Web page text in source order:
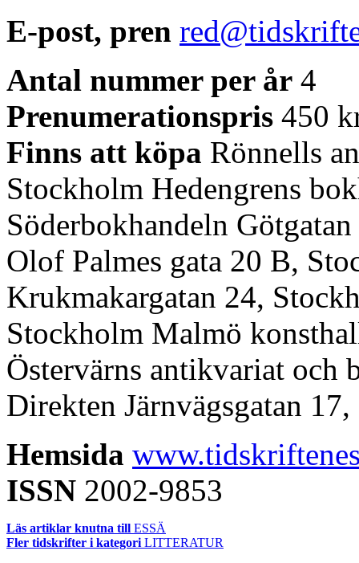
E-post, pren
Antal nummer per år 4
Prenumerationspris 450
Finns att köpa Rönnells
Stockholm Hedengrens
Söderbokhandeln
Olof Palmes gata 20 B,
Krukmakargatan 24,
Stockholm Malmö
Östervärns antikvariat och
Direkten Järnvägsgatan 17,
Hemsida
ISSN 2002-9853
Läs artiklar knutna till ESSÄ
Fler tidskrifter i kategori LITTERATUR